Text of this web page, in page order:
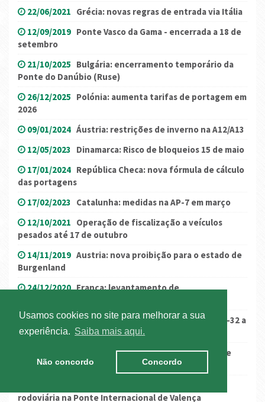
Usamos cookies no site para melhorar a sua
experiência.
Saiba mais aqui.
Não concordo Concordo
22/06/2021 Grécia: novas regras de entrada via Itália
12/09/2019 Ponte Vasco da Gama - encerrada a 18 de
setembro
21/10/2025 Bulgária: encerramento temporário da
Ponte do Danúbio (Ruse)
26/12/2025 Polónia: aumenta tarifas de portagem em
2026
09/01/2024 Áustria: restrições de inverno na A12/A13
12/05/2023 Dinamarca: Risco de bloqueios 15 de maio
17/01/2024 República Checa: nova fórmula de cálculo
das portagens
17/02/2023 Catalunha: medidas na AP-7 em março
12/10/2021 Operação de fiscalização a veículos
pesados até 17 de outubro
14/11/2019 Austria: nova proibição para o estado de
Burgenland
24/12/2020 França: levantamento de
22/09/2022 Catalunha: medidas no AP-7, B-23 e C-32 a
23, 25 e 26 de setembro
Itália: greve anunciada para 23 e 24 de
dezembro
rodoviária na Ponte Internacional de Valença